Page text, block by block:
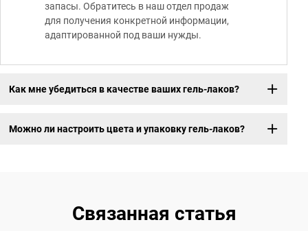
запасы. Обратитесь в наш отдел продаж
для получения конкретной информации,
адаптированной под ваши нужды.
Как мне убедиться в качестве ваших гель-лаков?
Можно ли настроить цвета и упаковку гель-лаков?
Связанная статья